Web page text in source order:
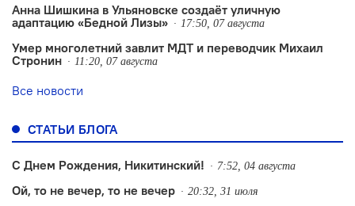
Анна Шишкина в Ульяновске создаëт уличную
адаптацию «Бедной Лизы»
17:50, 07 августа
Умер многолетний завлит МДТ и переводчик Михаил
Стронин
11:20, 07 августа
Все новости
СТАТЬИ БЛОГА
С Днем Рождения, Никитинский! 7:52, 04 августа
Ой, то не вечер, то не вечер 20:32, 31 июля